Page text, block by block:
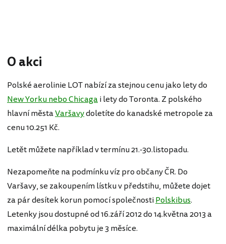
O akci
Polské aerolinie LOT nabízí za stejnou cenu jako lety do
New Yorku nebo Chicagai lety do Toronta. Z polského
hlavní městaVaršavydoletíte do kanadské metropole za
cenu 10.251 Kč.
Letět můžete například v termínu 21.-30.listopadu.
Nezapomeňte na podmínku víz pro občany ČR. Do
Varšavy, se zakoupením lístku v předstihu, můžete dojet
za pár desítek korun pomocí společnostiPolskibus.
Letenky jsou dostupné od 16.září 2012 do 14.května 2013 a
maximální délka pobytu je 3 měsíce.